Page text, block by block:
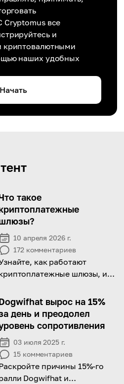
Cryptomus все
и
криптовалютными
наших удобных
Начать
такое
10 апреля 2026 г.
172 комментариев
как работают
шлюзы, их
вариант.вырос на 15%
день и преодолел
сопротивления
03 июля 2025 г.
15 комментариев
причины 15%-го
Dogwifhat и